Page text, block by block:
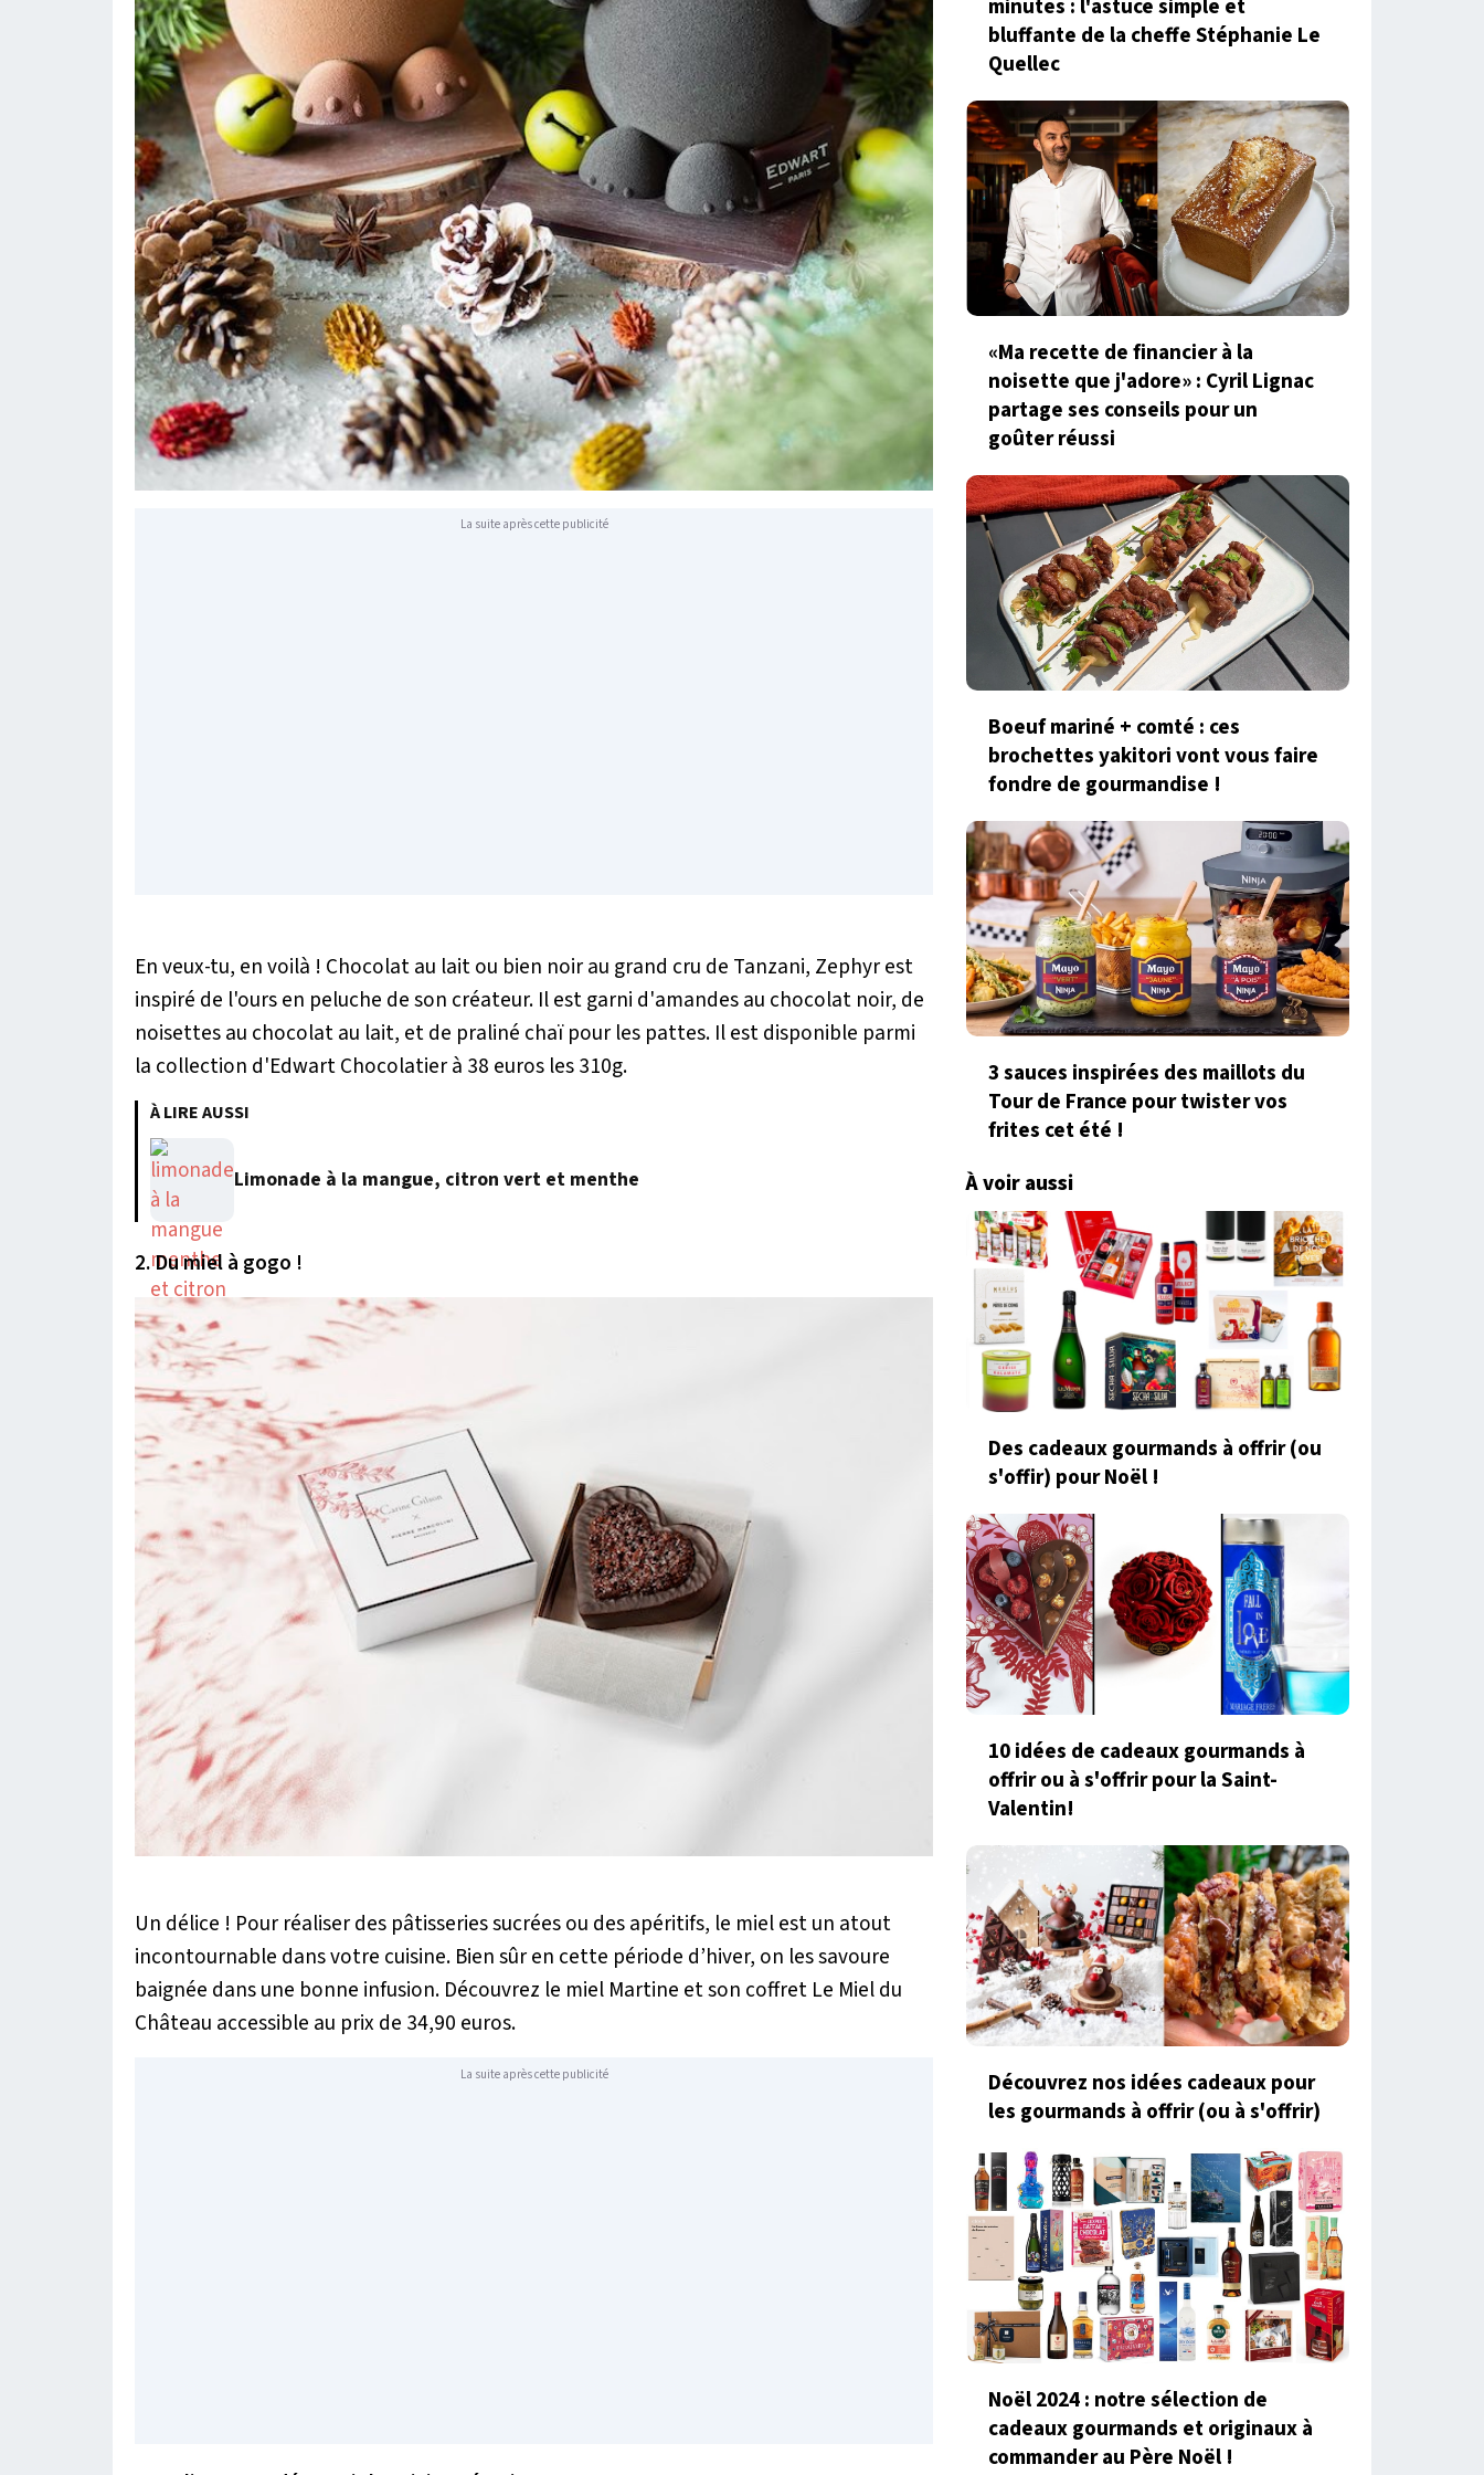
La suite après cette publicité
En veux-tu, en voilà ! Chocolat au lait ou bien noir au grand cru de Tanzani, Zephyr est
inspiré de l'ours en peluche de son créateur. Il est garni d'amandes au chocolat noir, de
noisettes au chocolat au lait, et de praliné chaï pour les pattes. Il est disponible parmi
la collection d'Edwart Chocolatier à 38 euros les 310g.
À LIRE AUSSI
Limonade à la mangue, citron vert et menthe
2. Du miel à gogo !
Un délice ! Pour réaliser des pâtisseries sucrées ou des apéritifs, le miel est un atout
incontournable dans votre cuisine. Bien sûr en cette période d’hiver, on les savoure
baignée dans une bonne infusion. Découvrez le miel Martine et son coffret Le Miel du
Château accessible au prix de 34,90 euros.
La suite après cette publicité
minutes : l'astuce simple et
bluffante de la cheffe Stéphanie Le
Quellec
«Ma recette de financier à la
noisette que j'adore» : Cyril Lignac
partage ses conseils pour un
goûter réussi
Boeuf mariné + comté : ces
brochettes yakitori vont vous faire
fondre de gourmandise !
3 sauces inspirées des maillots du
Tour de France pour twister vos
frites cet été !
À voir aussi
Des cadeaux gourmands à offrir (ou
s'offir) pour Noël !
10 idées de cadeaux gourmands à
offrir ou à s'offrir pour la Saint-
Valentin!
Découvrez nos idées cadeaux pour
les gourmands à offrir (ou à s'offrir)
Noël 2024 : notre sélection de
cadeaux gourmands et originaux à
commander au Père Noël !